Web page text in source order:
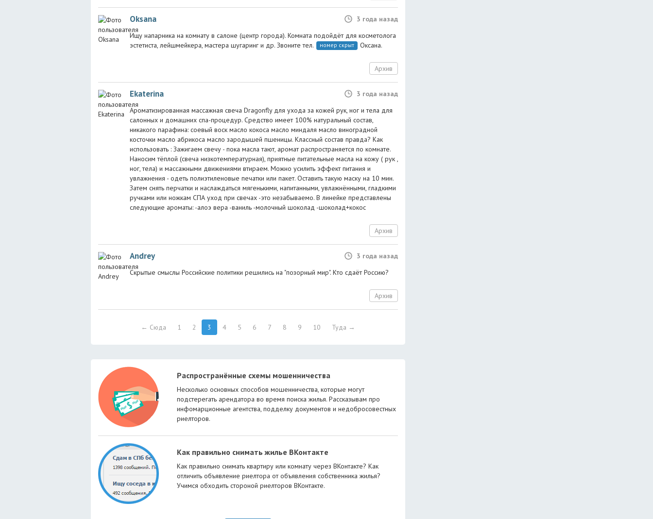
Oksana
3 года назад
Ищу напарника на комнату в салоне (центр города). Комната подойдёт для косметолога
эстетиста, лейшмейкера, мастера шугаринг и др. Звоните тел.
номер скрыт Оксана.
Архив
Ekaterina
3 года назад
Ароматизированная массажная свеча Dragonfly для ухода за кожей рук, ног и тела для
салонных и домашних спа-процедур. Средство имеет 100% натуральный состав,
никакого парафина: соевый воск масло кокоса масло миндаля масло виноградной
косточки масло абрикоса масло зародышей пшеницы. Классный состав правда? Как
использовать : Зажигаем свечу - пока масла тают, аромат распространяется по комнате.
Наносим тёплой (свеча низкотемпературная), приятные питательные масла на кожу ( рук ,
ног, тела) и массажными движениями втираем. Можно усилить эффект питания и
увлажнения - одеть полиэтиленовые печатки или пакет. Оставить такую маску на 10 мин.
Затем снять перчатки и наслаждаться мягенькими, напитанными, увлажнёнными, гладкими
ручками или ножкам СПА уход при свечах -это незабываемо. В линейке представлены
следующие ароматы: -алоэ вера -ваниль -молочный шоколад -шоколад+кокос
Архив
Andrey
3 года назад
Скрытые смыслы Российские политики решились на "позорный мир". Кто сдаёт Россию?
Архив
← Сюда 1 2 3 4 5 6 7 8 9 10 Туда →
Распространённые схемы мошенничества
Несколько основных способов мошенничества, которые могут
подстерегать арендатора во время поиска жилья. Рассказывам про
инфомарционные агентства, подделку документов и недобросовестных
риелторов.
Как правильно снимать жилье ВКонтакте
Как правильно снимать квартиру или комнату через ВКонтакте? Как
отличить объявление риелтора от объявления собственника жилья?
Учимся обходить стороной риелторов ВКонтакте.